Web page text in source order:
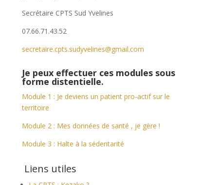
Secrétaire CPTS Sud Yvelines
07.66.71.43.52
secretaire.cpts.sudyvelines@gmail.com
Je peux effectuer ces modules sous
forme distentielle.
Module 1 : Je deviens un patient pro-actif sur le
territoire
Module 2 : Mes données de santé , je gère !
Module 3 : Halte à la sédentarité
Liens utiles